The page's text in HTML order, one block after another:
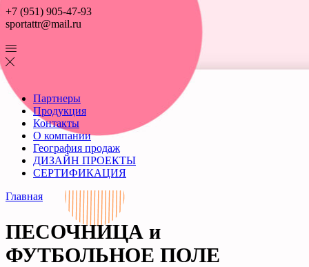
+7 (951) 905-47-93
sportattr@mail.ru
Партнеры
Продукция
Контакты
О компании
География продаж
ДИЗАЙН ПРОЕКТЫ
СЕРТИФИКАЦИЯ
Главная
ПЕСОЧНИЦА и
ФУТБОЛЬНОЕ ПОЛЕ